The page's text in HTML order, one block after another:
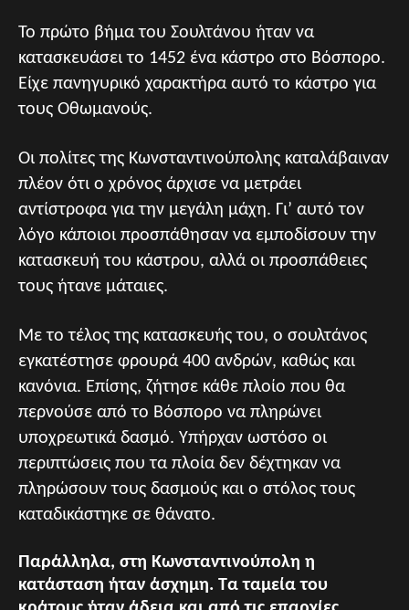
Το πρώτο βήμα του Σουλτάνου ήταν να
κατασκευάσει το 1452 ένα κάστρο στο Βόσπορο.
Είχε πανηγυρικό χαρακτήρα αυτό το κάστρο για
τους Οθωμανούς.
Οι πολίτες της Κωνσταντινούπολης καταλάβαιναν
πλέον ότι ο χρόνος άρχισε να μετράει
αντίστροφα για την μεγάλη μάχη. Γι’ αυτό τον
λόγο κάποιοι προσπάθησαν να εμποδίσουν την
κατασκευή του κάστρου, αλλά οι προσπάθειες
τους ήτανε μάταιες.
Με το τέλος της κατασκευής του, ο σουλτάνος
εγκατέστησε φρουρά 400 ανδρών, καθώς και
κανόνια. Επίσης, ζήτησε κάθε πλοίο που θα
περνούσε από το Βόσπορο να πληρώνει
υποχρεωτικά δασμό. Υπήρχαν ωστόσο οι
περιπτώσεις που τα πλοία δεν δέχτηκαν να
πληρώσουν τους δασμούς και ο στόλος τους
καταδικάστηκε σε θάνατο.
Παράλληλα, στη Κωνσταντινούπολη η
κατάσταση ήταν άσχημη. Τα ταμεία του